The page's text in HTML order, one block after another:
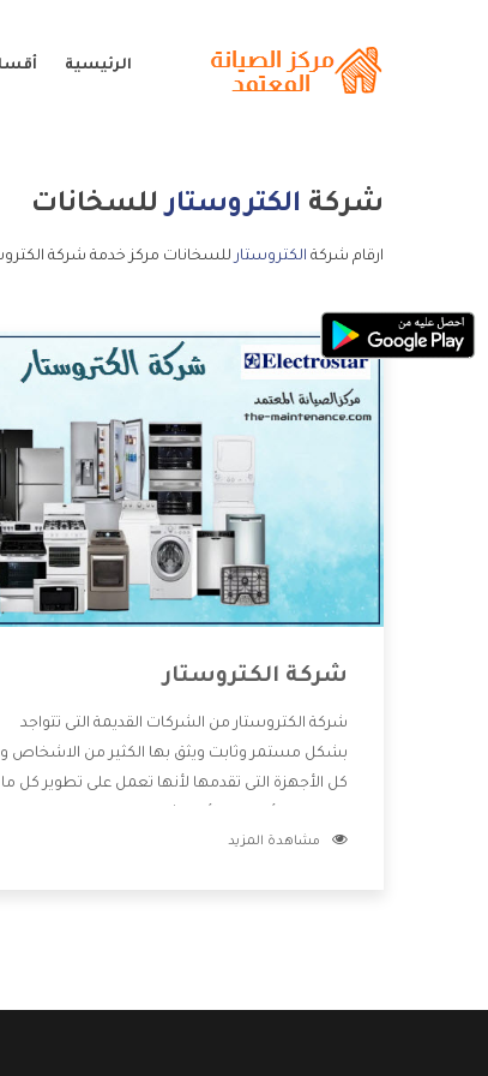
الرئيسية
شركة الكتروستارللسخانات
ارقام شركة الكتروستار للسخانات مركز خدمة شركة
شركة الكتروستار
شركة الكتروستار من الشركات القديمة التى تتواجد
بشكل مستمر وثابت ويثق بها الكثير من الاشخاص
كل الأجهزة التى تقدمها لأنها تعمل على تطوير كل ما
أفضل خدمات ما بعد البيع مع المنتجات وتقدم
مشاهدة المزيد